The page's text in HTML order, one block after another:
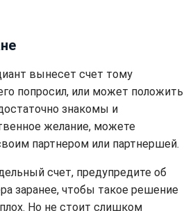
вынесет счет тому
попросил, или может положить
знакомы и
желание, можете
партнером или партнершей.
счет, предупредите об
заранее, чтобы такое решение
Но не стоит слишком